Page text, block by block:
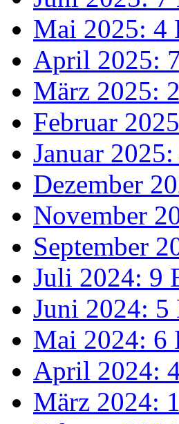
Mai 2025: 4
April 2025:
März 2025:
Februar
Januar
Dezember
November
September
Juli 2024: 9
Juni 2024: 5
Mai 2024: 6
April 2024:
März 2024: